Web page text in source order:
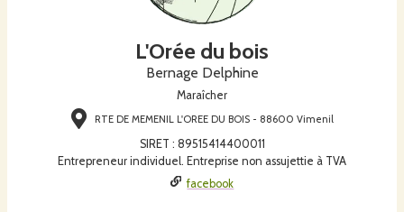
L'Orée du bois
Bernage Delphine
Maraîcher
RTE DE MEMENIL L'OREE DU BOIS - 88600 Vimenil
SIRET : 89515414400011
Entrepreneur individuel. Entreprise non assujettie à TVA
facebook